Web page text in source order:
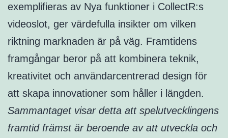
exemplifieras av Nya funktioner i CollectR:s
videoslot, ger värdefulla insikter om vilken
riktning marknaden är på väg. Framtidens
framgångar beror på att kombinera teknik,
kreativitet och användarcentrerad design för
att skapa innovationer som håller i längden.
Sammantaget visar detta att spelutvecklingens
framtid främst är beroende av att utveckla och